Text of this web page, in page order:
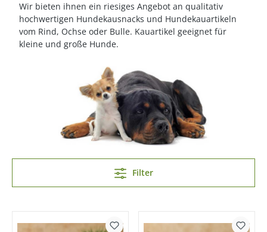
Wir bieten ihnen ein riesiges Angebot an qualitativ
hochwertigen Hundekausnacks und Hundekauartikeln
vom Rind, Ochse oder Bulle. Kauartikel geeignet für
kleine und große Hunde.
Filter